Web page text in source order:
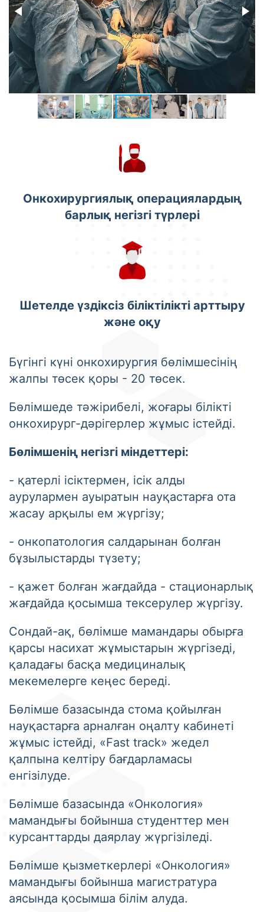
Онкохирургиялық операциялардың
барлық негізгі түрлері
Шетелде үздіксіз біліктілікті арттыру
және оқу
Бүгінгі күні онкохирургия бөлімшесінің
жалпы төсек қоры - 20 төсек.
Бөлімшеде тәжірибелі, жоғары білікті
онкохирург-дәрігерлер жұмыс істейді.
Бөлімшенің негізгі міндеттері:
- қатерлі ісіктермен, ісік алды
аурулармен ауыратын науқастарға ота
жасау арқылы ем жүргізу;
- онкопатология салдарынан болған
бұзылыстарды түзету;
- қажет болған жағдайда - стационарлық
жағдайда қосымша тексерулер жүргізу.
Сондай-ақ, бөлімше мамандары обырға
қарсы насихат жұмыстарын жүргізеді,
қаладағы басқа медициналық
мекемелерге кеңес береді.
Бөлімше базасында стома қойылған
науқастарға арналған оңалту кабинеті
жұмыс істейді, «Fast track» жедел
қалпына келтіру бағдарламасы
енгізілуде.
Бөлімше базасында «Онкология»
мамандығы бойынша студенттер мен
курсанттарды даярлау жүргізіледі.
Бөлімше қызметкерлері «Онкология»
мамандығы бойынша магистратура
аясында қосымша білім алуда.